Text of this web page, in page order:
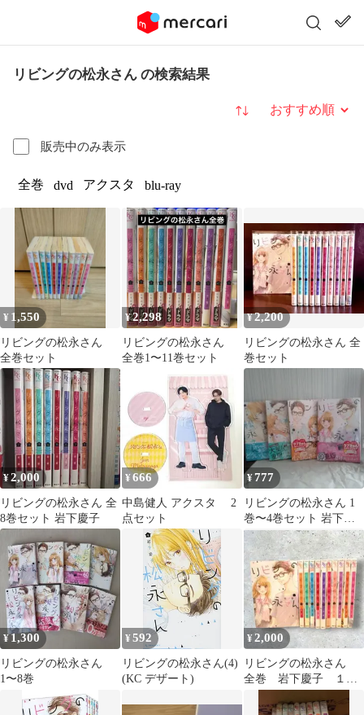
リビングの松永さん の検索結果
販売中のみ表示
並び替え
全巻 dvd アクスタ blu-ray
¥ 1,550
リビングの松永さん
全巻セット
¥2,298
リビングの松永さん
全巻1〜11巻セット
¥2,200
リビングの松永さん 全
巻セット
¥2,000
リビングの松永さん 全
8巻セット 岩下慶子
¥666
中島健人 アクスタ 2
点セット
¥777
リビングの松永さん 1
巻〜4巻セット 岩下慶
子
¥1,300
リビングの松永さん
1〜8巻
¥592
リビングの松永さん(4)
(KC デザート)
¥2,000
リビングの松永さん
全巻 岩下慶子 １～